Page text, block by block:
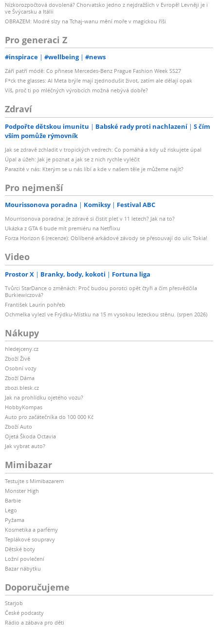
Nízkorozpočtová dovolená? Chorvatsko jedno z nejdražších v Evropě! Levněji je i
ve Švýcarsku a Itálii
OBRAZEM: Modré slzy na Tchaj-wanu mění moře v magickou říši
Pro generaci Z
#inspirace #wellbeing #news
Září patří módě: Co přinese Mercedes-Benz Prague Fashion Week SS27
F*ck the glasses: AI Meta brýle mají zjednodušit život, zatím ale dělají opak
Víš, proč ti po mléčných výrobcích možná nebývá dobře?
Zdraví
Podpořte dětskou imunitu Babské rady proti nachlazení
S čím
vším pomůže rýmovník
Jak se zdravě zchladit v tropických vedrech: Co pomáhá a kdy už riskujete úpal
Úpal a úžeh: Jak je poznat a jak se z nich rychle vyléčit
Parazité v nás: Kterým se u nás líbí a kde v našem těle je můžeme najít?
Pro nejmenší
Mourissonova poradna Komiksy Festival ABC
Mourrisonova poradna: Je zdravé si čistit pleť v 11 letech? Jak na to?
Ukázka z GTA 6 bude mít premiéru na Netflixu
Forza Horizon 6 (recenze): Oblíbené arkádové závody se přesouvají do ulic Tokia!
Video
Prostor X Branky, body, kokoti Fortuna liga
Tvůrci StarDance o změnách: Proč budou porotci opět čtyři a čím přesvědčila
Burkiewiczová?
František Laurin pohřeb
Ochmelka vylezl ve Frýdku-Místku na 15 m vysokou lezeckou stěnu. (srpen 2026)
Nákupy
hledejceny.cz
Zboží Živě
Osobní vozy
Zboží Dáma
zbozi.blesk.cz
Jak na prohlídku ojetého vozu?
HobbyKompas
Auto pro začátečníka do 100 000 Kč
Zboží Auto
Ojetá Škoda Octavia
Jak vybrat auto?
Mimibazar
Testujte s Mimibazarem
Monster High
Barbie
Lego
Pyžama
Kosmetika a parfémy
Teplákové soupravy
Dětské boty
Ložní povlečení
Bazar nábytku
Doporučujeme
Starjob
České podcasty
Rádio a zábava pro děti